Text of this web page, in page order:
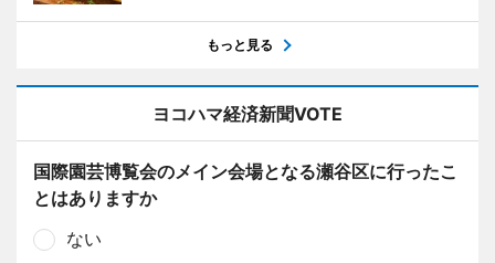
もっと見る
ヨコハマ経済新聞VOTE
国際園芸博覧会のメイン会場となる瀬谷区に行ったこ
とはありますか
ない